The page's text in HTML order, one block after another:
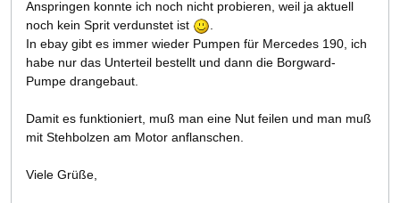
Anspringen konnte ich noch nicht probieren, weil ja aktuell
noch kein Sprit verdunstet ist
In ebay gibt es immer wieder Pumpen für Mercedes 190, ich
habe nur das Unterteil bestellt und dann die Borgward-
Pumpe drangebaut.
Damit es funktioniert, muß man eine Nut feilen und man muß
mit Stehbolzen am Motor anflanschen.
Viele Grüße,